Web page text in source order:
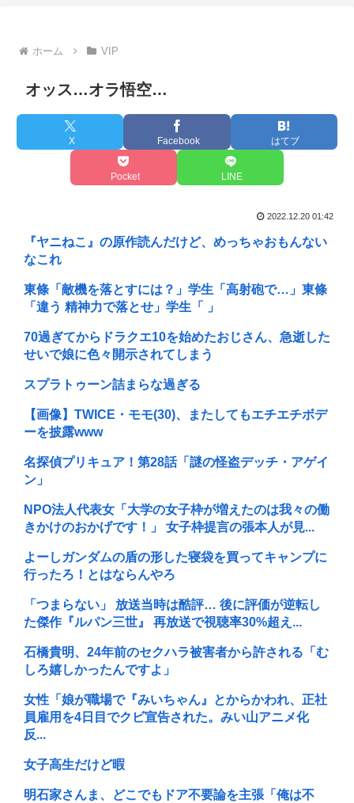
ホーム VIP
オッス…オラ悟空…
X Facebook はてブ
Pocket LINE
2022.12.20 01:42
『ヤニねこ』の原作読んだけど、めっちゃおもんない
なこれ
東條「敵機を落とすには？」学生「高射砲で…」東條
「違う 精神力で落とせ」学生「 」
70過ぎてからドラクエ10を始めたおじさん、急逝した
せいで娘に色々開示されてしまう
スプラトゥーン詰まらな過ぎる
【画像】TWICE・モモ(30)、またしてもエチエチボデ
ーを披露www
名探偵プリキュア！第28話「謎の怪盗デッチ・アゲイ
ン」
NPO法人代表女「大学の女子枠が増えたのは我々の働
きかけのおかげです！」 女子枠提言の張本人が見...
よーしガンダムの盾の形した寝袋を買ってキャンプに
行ったろ！とはならんやろ
「つまらない」 放送当時は酷評… 後に評価が逆転し
た傑作『ルパン三世』 再放送で視聴率30%超え...
石橋貴明、24年前のセクハラ被害者から許される「む
しろ嬉しかったんですよ」
女性「娘が職場で『みいちゃん』とからかわれ、正社
員雇用を4日目でクビ宣告された。みい山アニメ化
反...
女子高生だけど暇
明石家さんま、どこでもドア不要論を主張「俺は不